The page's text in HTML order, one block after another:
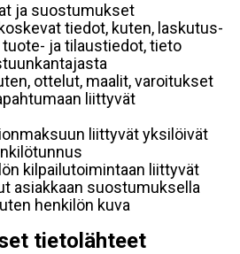
ja suostumukset
tiedot, kuten, laskutus-
ja tilaustiedot, tieto
ottelut, maalit, varoitukset
liittyvät
liittyvät yksilöivät
kilpailutoimintaan liittyvät
asiakkaan suostumuksella
henkilön kuva
tietolähteet